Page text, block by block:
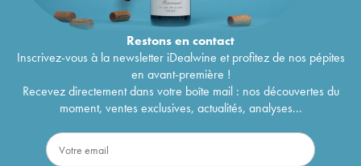
Restons encontact
Inscrivez-vous à la newsletter iDealwine et profitez de nos pépites
en avant-première !
Recevez directement dans votre boîte mail : nos découvertes du
moment, ventes exclusives, actualités, analyses...